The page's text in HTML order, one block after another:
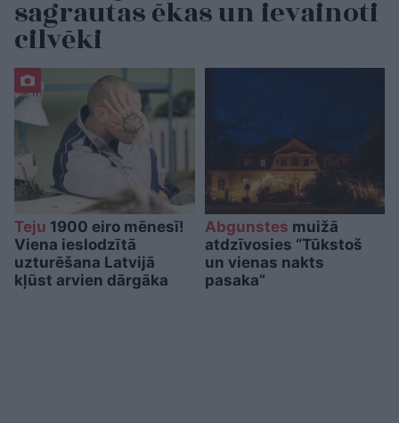
sagrautas ēkas un ievainoti
cilvēki
Teju 1900 eiro mēnesī!
Viena ieslodzītā
uzturēšana Latvijā
kļūst arvien dārgāka
Abgunstes muižā
atdzīvosies “Tūkstoš
un vienas nakts
pasaka”